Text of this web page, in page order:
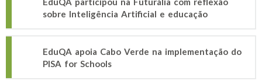
sobre Inteligência Artificial e educação
EduQA apoia Cabo Verde na implementação do
PISA for Schools